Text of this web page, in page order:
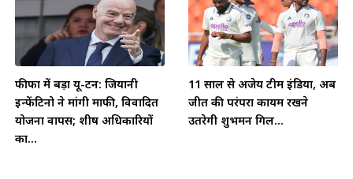
फीफा में बड़ा यू-टर्न: जियानी
इन्फेंटिनो ने मांगी माफी, विवादित
योजना वापस; शीर्ष अधिकारियों
का...
11 साल से अजेय टीम इंडिया, अब
जीत की परंपरा कायम रखने
उतरेगी शुभमन गिल...